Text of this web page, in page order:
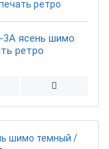
ясень шимо
ретро